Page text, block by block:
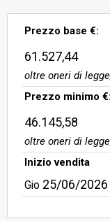
Prezzo base €:
61.527,44
oltre oneri di
Prezzo minimo €:
46.145,58
oltre oneri di
Inizio vendita
Gio 25/06/2026